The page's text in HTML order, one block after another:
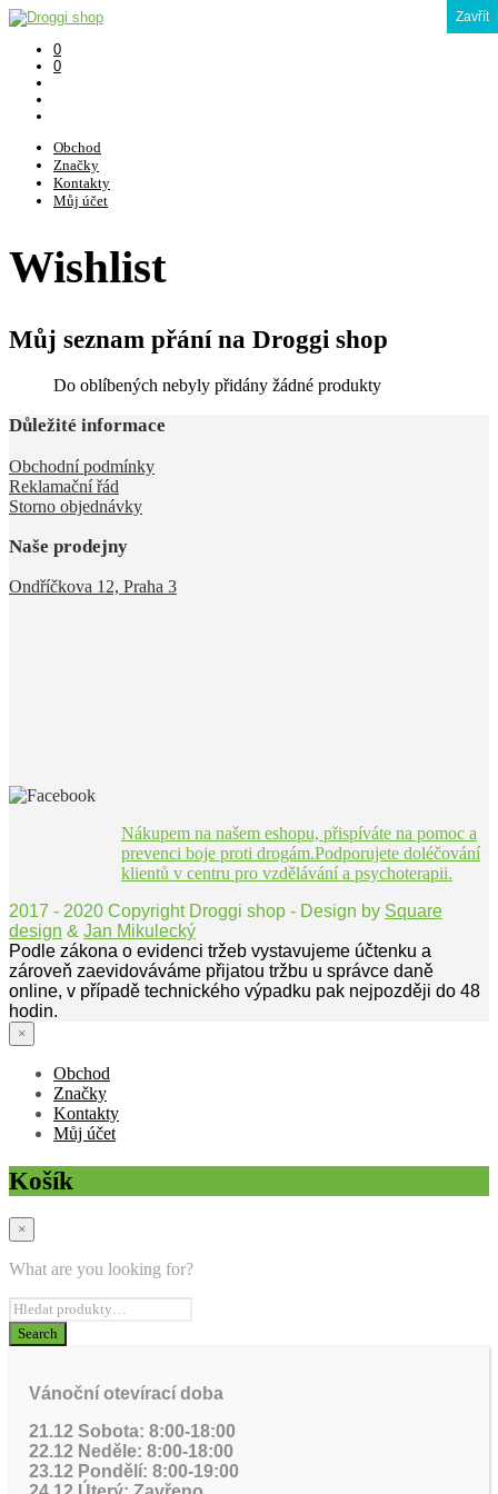
0
0
Obchod
Značky
Kontakty
Můj účet
Wishlist
Můj seznam přání na Droggi shop
Do oblíbených nebyly přidány žádné produkty
Důležité informace
Obchodní podmínky
Reklamační řád
Storno objednávky
Naše prodejny
Ondříčkova 12, Praha 3
Nákupem na našem eshopu, přispíváte na pomoc a
prevenci boje proti drogám.Podporujete doléčování
klientů v centru pro vzdělávání a psychoterapii.
2017 - 2020 Copyright Droggi shop - Design by Square
design & Jan Mikulecký
Podle zákona o evidenci tržeb vystavujeme účtenku a
zároveň zaevidováváme přijatou tržbu u správce daně
online, v případě technického výpadku pak nejpozději do 48
hodin.
×
Obchod
Značky
Kontakty
Můj účet
Košík
×
What are you looking for?
Vánoční otevírací doba
21.12 Sobota: 8:00-18:00
22.12 Neděle: 8:00-18:00
23.12 Pondělí: 8:00-19:00
Zavřít